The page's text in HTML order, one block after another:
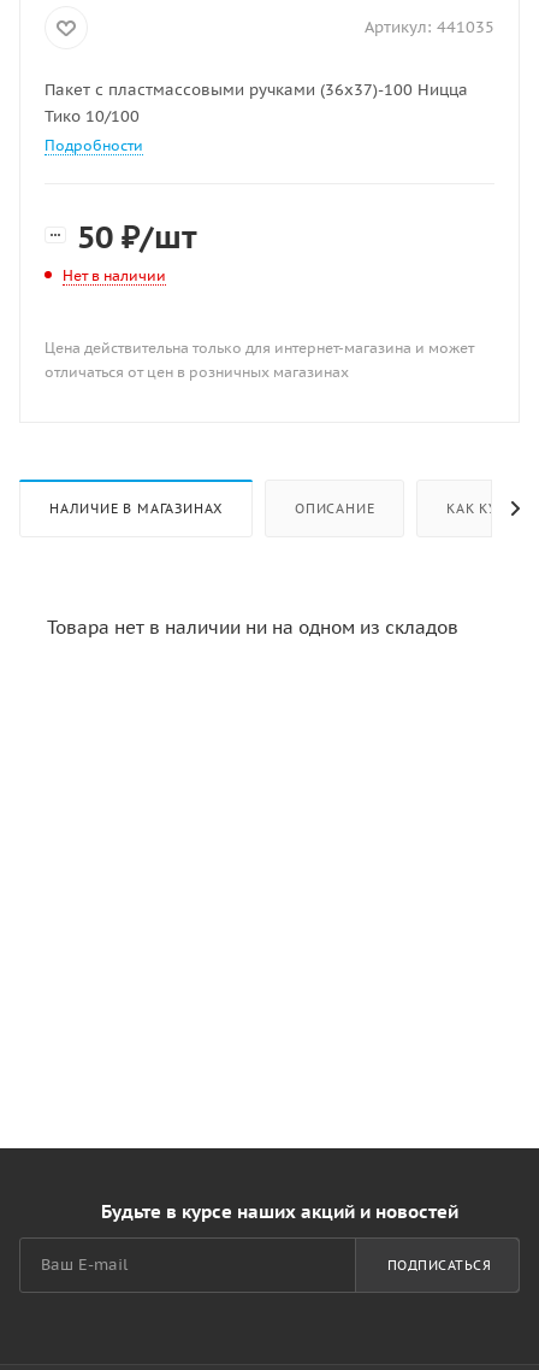
Артикул: 441035
Пакет с пластмассовыми ручками (36х37)-100 Ницца
Тико 10/100
Подробности
50 ₽/шт
Нет в наличии
Цена действительна только для интернет-магазина и может
отличаться от цен в розничных магазинах
НАЛИЧИЕ В МАГАЗИНАХ ОПИСАНИЕ КАК КУПИТЬ
Товара нет в наличии ни на одном из складов
Будьте в курсе наших акций и новостей
ПОДПИСАТЬСЯ